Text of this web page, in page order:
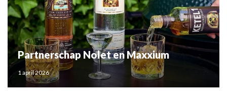
Partnerschap Nolet en Maxxium
1 april 2026